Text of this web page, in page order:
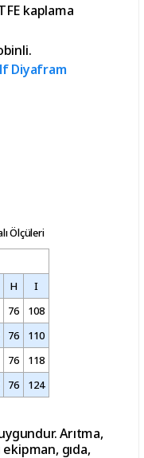
kaplama
Diyafram
H
I
76
108
76
110
76
118
76 124
Arıtma,
gıda,